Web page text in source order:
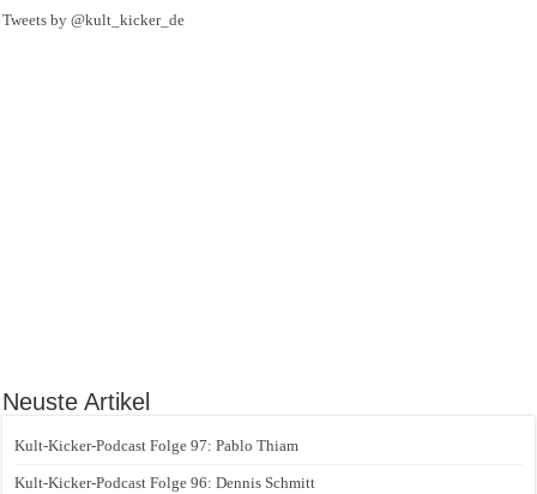
Tweets by @kult_kicker_de
Neuste Artikel
Kult-Kicker-Podcast Folge 97: Pablo Thiam
Kult-Kicker-Podcast Folge 96: Dennis Schmitt